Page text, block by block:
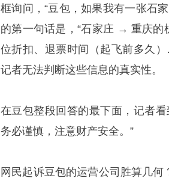
框询问，“豆包，如果我有一张石
的第一句话是，“石家庄 → 重庆的
位折扣、退票时间（起飞前多久
记者无法判断这些信息的真实性。
在豆包整段回答的最下面，记者
务必谨慎，注意财产安全。”
网民起诉豆包的运营公司胜算几